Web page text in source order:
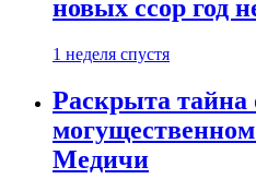
новых ссор год
1 неделя спустя
Раскрыта тайна
могущественном
Медичи